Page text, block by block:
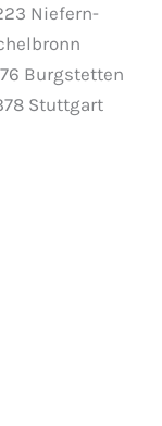
Niefern-
Burgstetten
Stuttgart